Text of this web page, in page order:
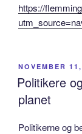
https://
POSTED
ON
NOVEMBER
Politikere
planet
Politikerne og